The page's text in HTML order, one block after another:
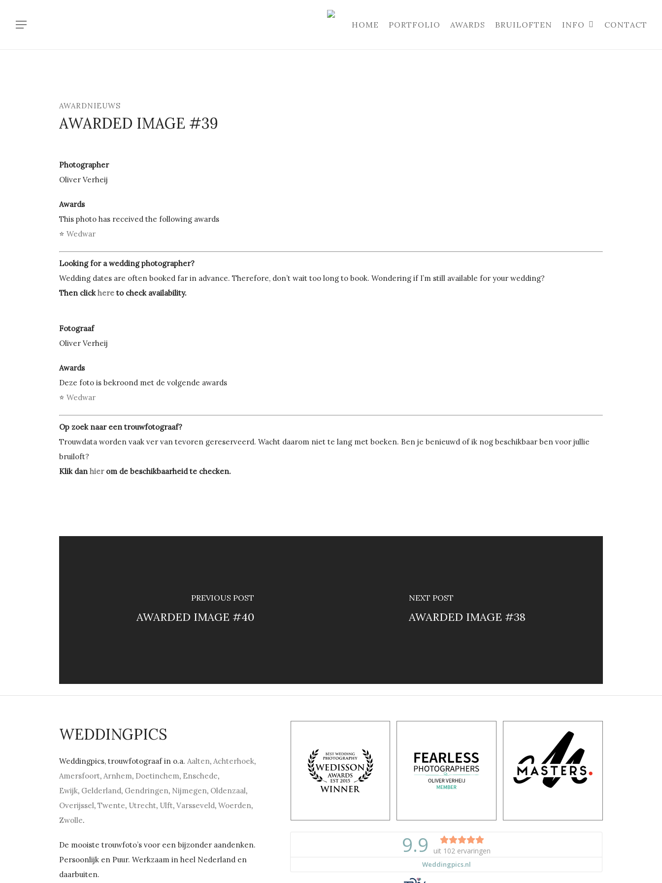
Menu HOME PORTFOLIO AWARDS BRUILOFTEN INFO CONTACT
AWARDNIEUWS
AWARDED IMAGE #39
Photographer
Oliver Verheij
Awards
This photo has received the following awards
⭐Wedwar
Looking for a wedding photographer?
Wedding dates are often booked far in advance. Therefore, don’t wait too long to book. Wondering if I’m still available for your wedding?
Then clickhere to check availability.
Fotograaf
Oliver Verheij
Awards
Deze foto is bekroond met de volgende awards
⭐Wedwar
Op zoek naar een trouwfotograaf?
Trouwdata worden vaak ver van tevoren gereserveerd. Wacht daarom niet te lang met boeken. Ben je benieuwd of ik nog beschikbaar ben voor jullie
bruiloft?
Klik danhierom de beschikbaarheid te checken.
PREVIOUS POST
AWARDED IMAGE #40
NEXT POST
AWARDED IMAGE #38
WEDDINGPICS
Weddingpics, trouwfotograaf in o.a.Aalten,Achterhoek,
Amersfoort,Arnhem, Doetinchem, Enschede,
Ewijk, Gelderland, Gendringen, Nijmegen, Oldenzaal,
Overijssel,Twente, Utrecht, Ulft,Varsseveld,Woerden,
Zwolle.
De mooiste trouwfoto’s voor een bijzonder aandenken.
Persoonlijk en Puur. Werkzaam in heel Nederland en
daarbuiten.